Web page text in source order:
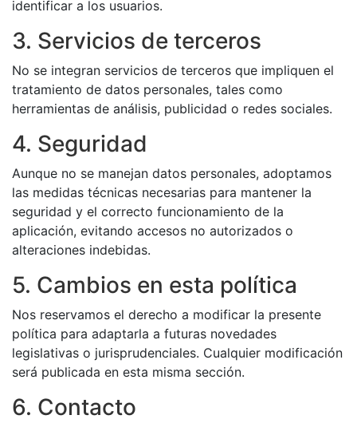
identificar a los usuarios.
3. Servicios de terceros
No se integran servicios de terceros que impliquen el
tratamiento de datos personales, tales como
herramientas de análisis, publicidad o redes sociales.
4. Seguridad
Aunque no se manejan datos personales, adoptamos
las medidas técnicas necesarias para mantener la
seguridad y el correcto funcionamiento de la
aplicación, evitando accesos no autorizados o
alteraciones indebidas.
5. Cambios en esta política
Nos reservamos el derecho a modificar la presente
política para adaptarla a futuras novedades
legislativas o jurisprudenciales. Cualquier modificación
será publicada en esta misma sección.
6. Contacto